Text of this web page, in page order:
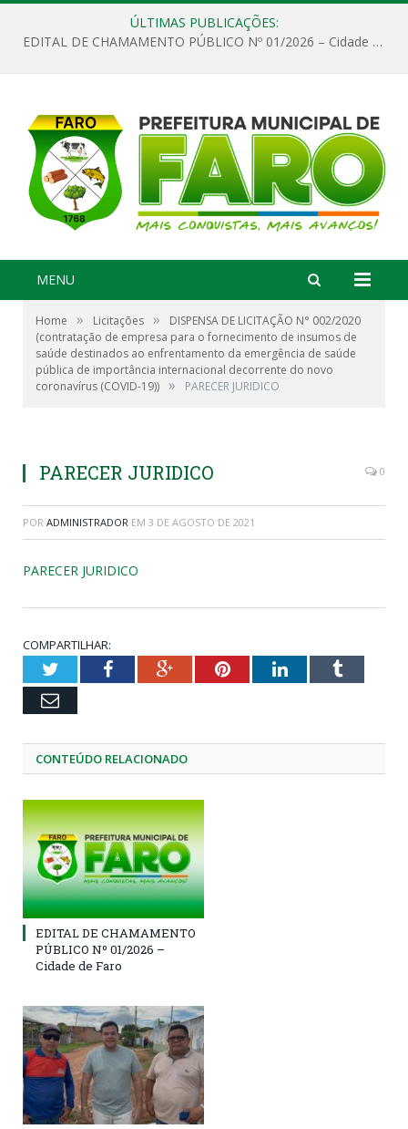
ÚLTIMAS PUBLICAÇÕES:
EDITAL DE CHAMAMENTO PÚBLICO Nº 01/2026 – Cidade de Faro
MENU
Home » Licitações »
DISPENSA DE LICITAÇÃO N° 002/2020
(contratação de empresa para o fornecimento de insumos de
saúde destinados ao enfrentamento da emergência de saúde
pública de importância internacional decorrente do novo
coronavírus (COVID-19)) » PARECER JURIDICO
PARECER JURIDICO 0
POR ADMINISTRADOR EM 3 DE AGOSTO DE 2021
PARECER JURIDICO
COMPARTILHAR:
TwitterFacebookGoogle+PinterestLinkedInTumblr
Email
CONTEÚDO RELACIONADO
EDITAL DE CHAMAMENTO
PÚBLICO Nº 01/2026 –
Cidade de Faro